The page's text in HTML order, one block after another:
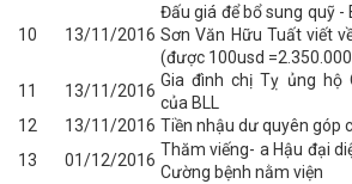
10 13/11/2016
Đấu giá để bổ sung quỹ -
Sơn Văn Hữu Tuất viết
(được 100usd
11 13/11/2016
Gia đình chị Tỵ ủng hộ
của BLL
12
13/11/2016 Tiền nhậu dư quyên góp
13
01/12/2016
Thăm viếng- a Hậu đại
Cường bệnh nằm viện